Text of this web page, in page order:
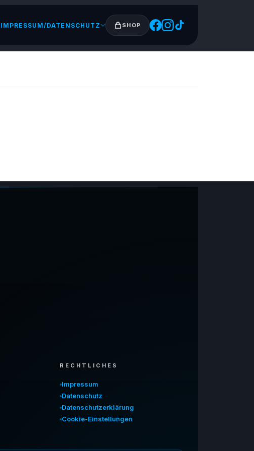
IMPRESSUM/DATENSCHUTZ SHOP
RECHTLICHES
Impressum
Datenschutz
Datenschutzerklärung
Cookie-Einstellungen